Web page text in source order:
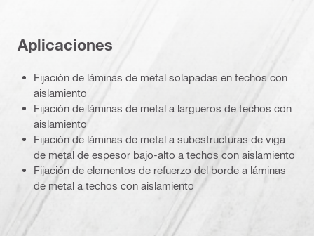
Aplicaciones
Fijación de láminas de metal solapadas en techos con
aislamiento
Fijación de láminas de metal a largueros de techos con
aislamiento
Fijación de láminas de metal a subestructuras de viga
de metal de espesor bajo-alto a techos con aislamiento
Fijación de elementos de refuerzo del borde a láminas
de metal a techos con aislamiento